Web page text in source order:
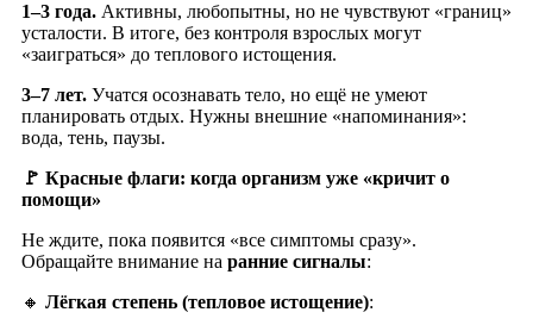
1–3 года. Активны, любопытны, но не чувствуют «границ»
усталости. В итоге, без контроля взрослых могут
«заиграться» до теплового истощения.
3–7 лет. Учатся осознавать тело, но ещё не умеют
планировать отдых. Нужны внешние «напоминания»:
вода, тень, паузы.
🚩 Красные флаги: когда организм уже «кричит о
помощи»
Не ждите, пока появится «все симптомы сразу».
Обращайте внимание на ранние сигналы:
🔸 Лёгкая степень (тепловое истощение):